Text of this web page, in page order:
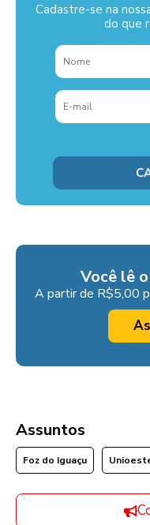
Cadastre-se na
do que
Você lê
A partir de R$5,00
Assuntos
Foz do Iguaçu